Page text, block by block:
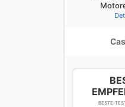
BESTE-